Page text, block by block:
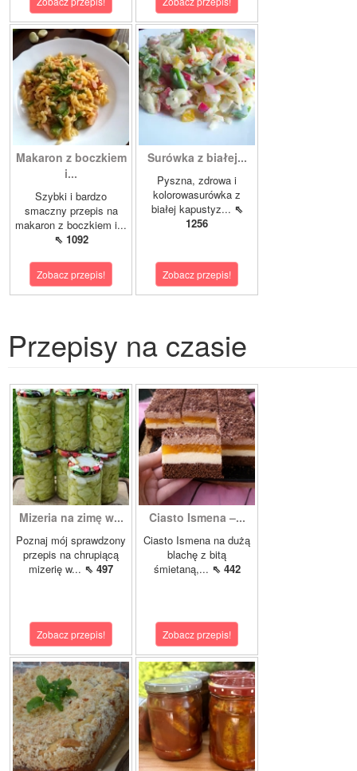
Makaron z boczkiem
i...
Szybki i bardzo
smaczny przepis na
makaron z boczkiem i...
⇖ 1092
Zobacz przepis!
Surówka z białej...
Pyszna, zdrowa i
kolorowasurówka z
białej kapustyz... ⇖
1256
Zobacz przepis!
Przepisy na czasie
Mizeria na zimę w...
Poznaj mój sprawdzony
przepis na chrupiącą
mizerię w... ⇖ 497
Zobacz przepis!
Ciasto Ismena –...
Ciasto Ismena na dużą
blachę z bitą
śmietaną,... ⇖ 442
Zobacz przepis!